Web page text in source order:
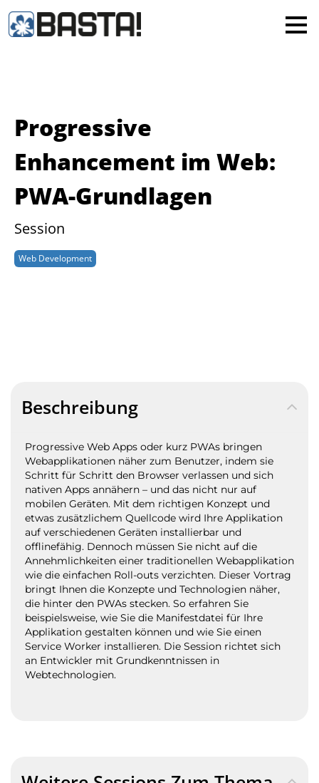
Progressive
Enhancement im Web:
PWA-Grundlagen
Session
Web Development
Beschreibung
Progressive Web Apps oder kurz PWAs bringen
Webapplikationen näher zum Benutzer, indem sie
Schritt für Schritt den Browser verlassen und sich
nativen Apps annähern – und das nicht nur auf
mobilen Geräten. Mit dem richtigen Konzept und
etwas zusätzlichem Quellcode wird Ihre Applikation
auf verschiedenen Geräten installierbar und
offlinefähig. Dennoch müssen Sie nicht auf die
Annehmlichkeiten einer traditionellen Webapplikation
wie die einfachen Roll-outs verzichten. Dieser Vortrag
bringt Ihnen die Konzepte und Technologien näher,
die hinter den PWAs stecken. So erfahren Sie
beispielsweise, wie Sie die Manifestdatei für Ihre
Applikation gestalten können und wie Sie einen
Service Worker installieren. Die Session richtet sich
an Entwickler mit Grundkenntnissen in
Webtechnologien.
MAINZ
Alle